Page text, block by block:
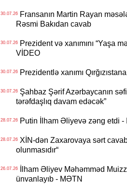
30.07.26Fransanın Martin Rayan
Rəsmi Bakıdan cavab
30.07.26Prezident və xanımını “Yaşa
VİDEO
30.07.26Prezidentlə xanımı
30.07.26Şahbaz Şərif Azərbaycanın
tərəfdaşlıq davam edəcək”
28.07.26Putin İlham Əliyevə zəng etdi -
28.07.26XİN-dən Zaxarovaya sərt
olunmasıdır“
26.07.26İlham Əliyev Məhəmməd
ünvanlayıb - MƏTN